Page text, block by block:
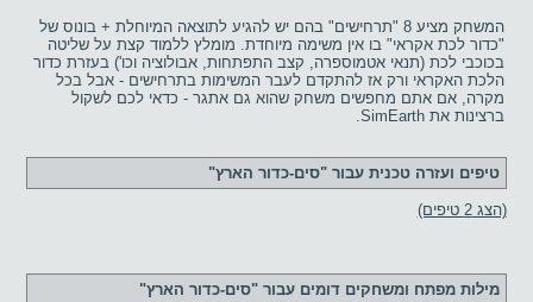
המשחק מציע 8 "תרחישים" בהם יש להגיע לתוצאה המיוחלת + בונוס של
"כדור לכת אקראי" בו אין משימה מיוחדת. מומלץ ללמוד קצת על שליטה
בכוכבי לכת (תנאי אטמוספרה, קצב התפתחות, אבולוציה וכו') בעזרת כדור
הלכת האקראי ורק אז להתקדם לעבר המשימות בתרחישים - אבל בכל
מקרה, אם אתם מחפשים משחק שהוא גם אתגר - כדאי לכם לשקול
ברצינות את SimEarth.
טיפים ועזרה טכנית עבור "סים-כדור הארץ"
(הצג 2 טיפים)
מילות מפתח ומשחקים דומים עבור "סים-כדור הארץ"